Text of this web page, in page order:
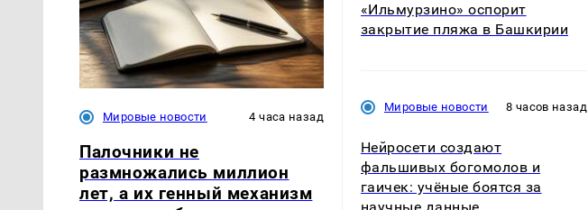
Мировые новости 4 часа назад
Палочники не
размножались миллион
лет, а их генный механизм
«Ильмурзино» оспорит
закрытие пляжа в Башкирии
Мировые новости 8 часов назад
Нейросети создают
фальшивых богомолов и
гаичек: учёные боятся за